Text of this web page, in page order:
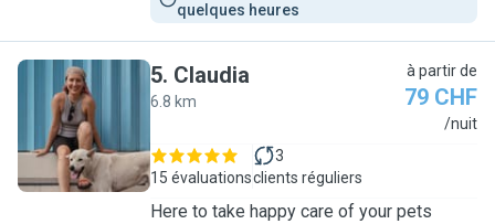
quelques heures
C
5. Claudia
6.8 km
à partir de
79 CHF
/nuit
15 évaluations
3
clients réguliers
Here to take happy care of your pets